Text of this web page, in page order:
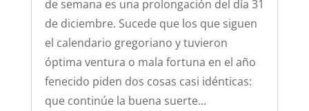
de semana es una prolongación del día 31
de diciembre. Sucede que los que siguen
el calendario gregoriano y tuvieron
óptima ventura o mala fortuna en el año
fenecido piden dos cosas casi idénticas:
que continúe la buena suerte...